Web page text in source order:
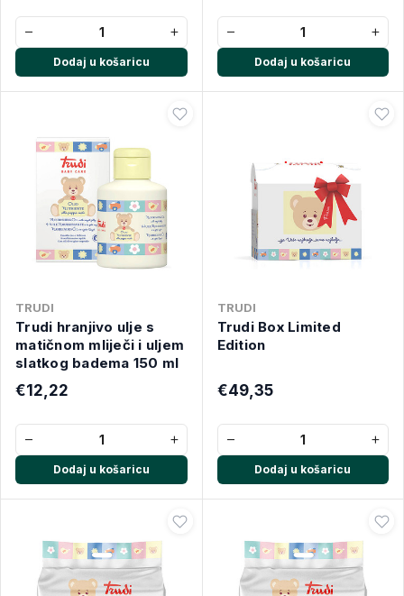
− +
Dodaj u košaricu
− +
Dodaj u košaricu
TRUDI
Trudi hranjivo ulje s
matičnom mliječi i uljem
slatkog badema 150 ml
€12,22
− +
Dodaj u košaricu
TRUDI
Trudi Box Limited
Edition
€49,35
− +
Dodaj u košaricu